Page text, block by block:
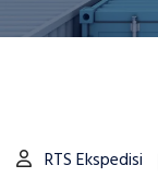
RTS Ekspedisi